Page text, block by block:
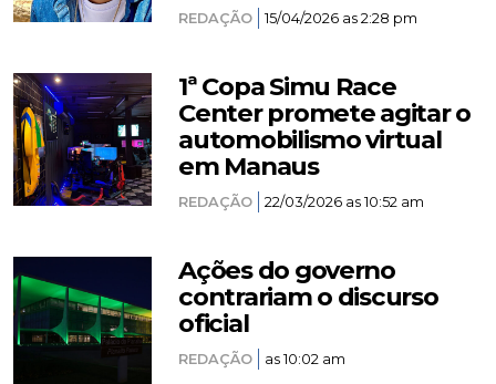
REDAÇÃO 15/04/2026 as 2:28 pm
1ª Copa Simu Race
Center promete agitar o
automobilismo virtual
em Manaus
REDAÇÃO 22/03/2026 as 10:52 am
Ações do governo
contrariam o discurso
oficial
REDAÇÃO as 10:02 am